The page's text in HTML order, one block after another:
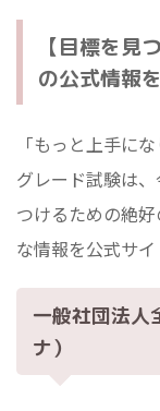
【目標を見
の公式情報
「もっと上手に
グレード試験は
つけるための絶
な情報を公式サイ
一般社団法人
ナ）